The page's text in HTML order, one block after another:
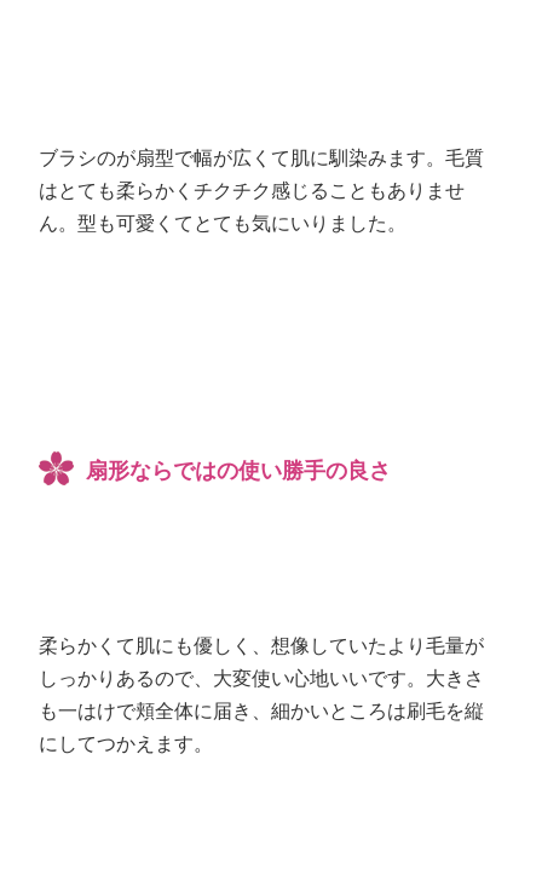
ブラシのが扇型で幅が広くて肌に馴染みます。毛質
はとても柔らかくチクチク感じることもありませ
ん。型も可愛くてとても気にいりました。
扇形ならではの使い勝手の良さ
柔らかくて肌にも優しく、想像していたより毛量が
しっかりあるので、大変使い心地いいです。大きさ
も一はけで頬全体に届き、細かいところは刷毛を縦
にしてつかえます。